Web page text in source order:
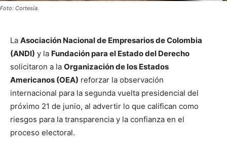
Foto: Cortesía.
La Asociación Nacional de Empresarios de Colombia
(ANDI) y la Fundación para el Estado del Derecho
solicitaron a la Organización de los Estados
Americanos (OEA) reforzar la observación
internacional para la segunda vuelta presidencial del
próximo 21 de junio, al advertir lo que califican como
riesgos para la transparencia y la confianza en el
proceso electoral.